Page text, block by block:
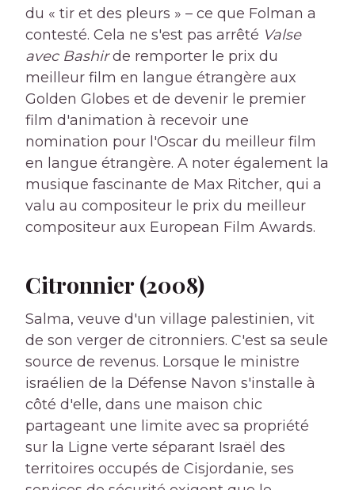
du « tir et des pleurs » – ce que Folman a
contesté. Cela ne s'est pas arrêté Valse
avec Bashirde remporter le prix du
meilleur film en langue étrangère aux
Golden Globes et de devenir le premier
film d'animation à recevoir une
nomination pour l'Oscar du meilleur film
en langue étrangère. A noter également la
musique fascinante de Max Ritcher, qui a
valu au compositeur le prix du meilleur
compositeur aux European Film Awards.
Citronnier (2008)
Salma, veuve d'un village palestinien, vit
de son verger de citronniers. C'est sa seule
source de revenus. Lorsque le ministre
israélien de la Défense Navon s'installe à
côté d'elle, dans une maison chic
partageant une limite avec sa propriété
sur la Ligne verte séparant Israël des
territoires occupés de Cisjordanie, ses